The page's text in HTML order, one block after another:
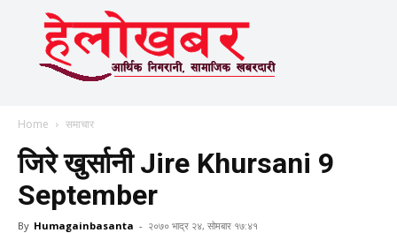
Home समाचार
जिरे खुर्सानी Jire Khursani 9
September
By Humagainbasanta - २०७० भाद्र २४, सोमबार १७:४१